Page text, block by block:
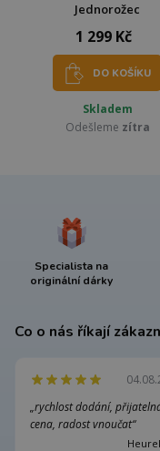
Jednorožec
1 299 Kč
DO KOŠÍKU
Skladem
Odešleme zítra
Specialista na
originální dárky
Co o nás říkají
„rychlost dodání,
cena, radost vnoučat“